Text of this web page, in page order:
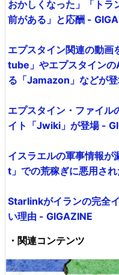
おかしくなった」「トラ
前がある」と応酬 -
エプスタイン関連の動
tube」やエプスタイン
る「Jamazon」などが
エプスタイン・ファイ
イト「Jwiki」が登場 -
イスラエルの軍事情報
t」での荒稼ぎに悪用さ
Starlinkがイランの完全
い理由 - GIGAZINE
・関連コンテンツ